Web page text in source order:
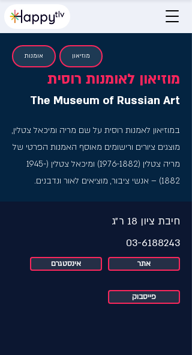
אומנות מוזיאון
מוזיאון לאומנות רוסית
The Museum of Russian Art
במוזיאון לאמנות רוסית על שם מריה ומיכאל צטלין,
מוצגים ציורים ורישומים מאוסף האמנות הפרטי של
מריה צטלין (1976-1882) ומיכאל צטלין (1945-
1882) – אנשי ציבור, מוציאים לאור ונדבנים.
חיבת ציון 18 ר״ג
03-6188243
אינסטגרם אתר
פייסבוק